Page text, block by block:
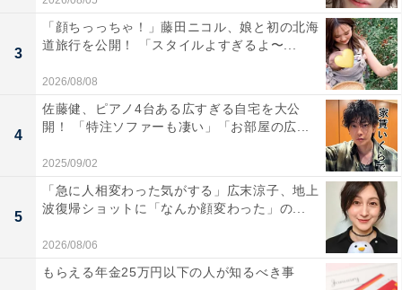
3
「顔ちっっちゃ！」藤田ニコル、娘と初の北海
道旅行を公開！ 「スタイルよすぎるよ〜...
2026/08/08
4
佐藤健、ピアノ4台ある広すぎる自宅を大公
開！ 「特注ソファーも凄い」「お部屋の広...
2025/09/02
5
「急に人相変わった気がする」広末涼子、地上
波復帰ショットに「なんか顔変わった」の...
2026/08/06
もらえる年金25万円以下の人が知るべき事